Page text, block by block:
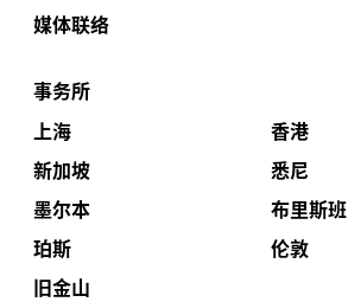
媒体联络
事务所
上海
香港
新加坡
悉尼
墨尔本
布里斯班
珀斯
伦敦
旧金山